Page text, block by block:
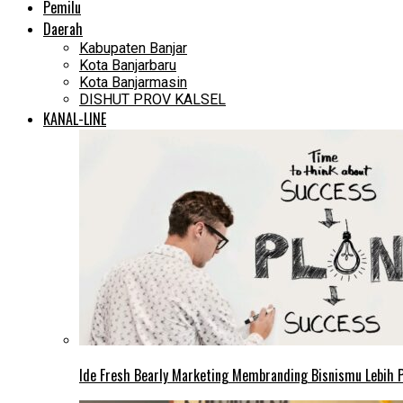
Pemilu
Daerah
Kabupaten Banjar
Kota Banjarbaru
Kota Banjarmasin
DISHUT PROV KALSEL
KANAL-LINE
Ide Fresh Bearly Marketing Membranding Bisnismu Lebih